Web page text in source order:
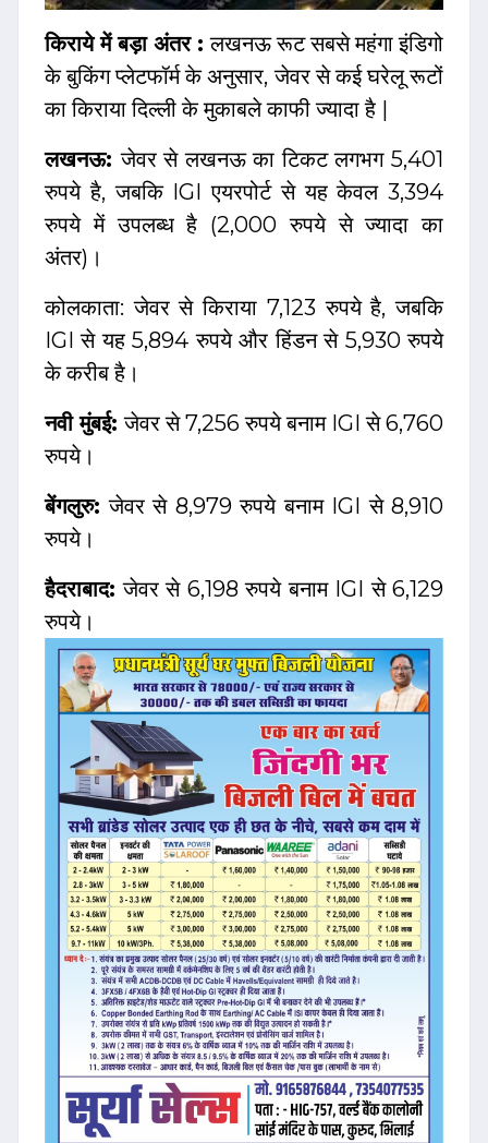
किराये में बड़ा अंतर : लखनऊ रूट सबसे महंगा इंडिगो
के बुकिंग प्लेटफॉर्म के अनुसार, जेवर से कई घरेलू रूटों
का किराया दिल्ली के मुकाबले काफी ज्यादा है |
लखनऊ:जेवर से लखनऊ का टिकट लगभग 5,401
रुपये है, जबकि IGI एयरपोर्ट से यह केवल 3,394
रुपये में उपलब्ध है (2,000 रुपये से ज्यादा का
अंतर)।
कोलकाता: जेवर से किराया 7,123 रुपये है, जबकि
IGI से यह 5,894 रुपये और हिंडन से 5,930 रुपये
के करीब है।
नवी मुंबई:जेवर से 7,256 रुपये बनाम IGI से 6,760
रुपये।
बेंगलुरु: जेवर से 8,979 रुपये बनाम IGI से 8,910
रुपये।
हैदराबाद: जेवर से 6,198 रुपये बनाम IGI से 6,129
रुपये।